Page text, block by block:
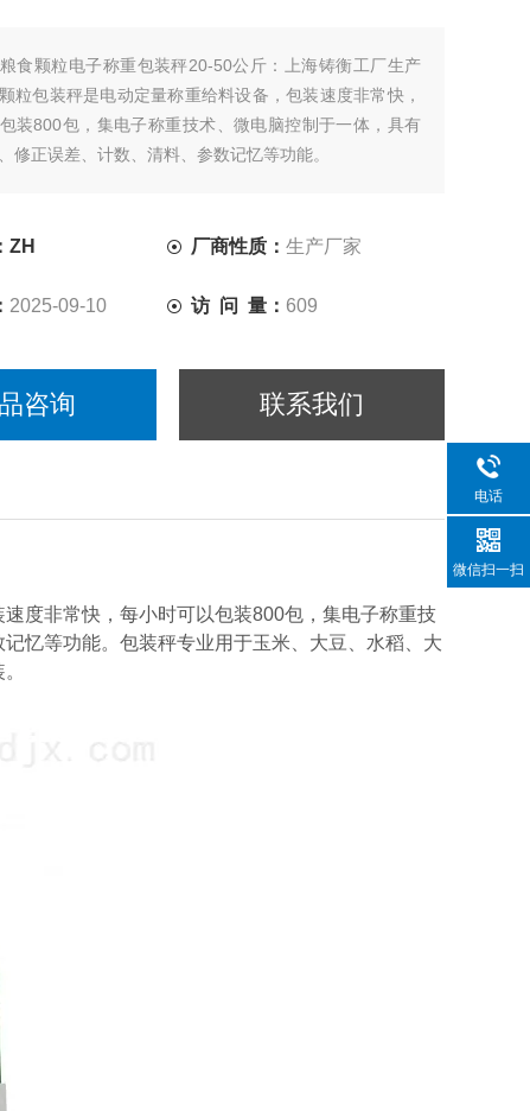
粮食颗粒电子称重包装秤20-50公斤：上海铸衡工厂生产
粒包装秤是电动定量称重给料设备，包装速度非常快，
装800包，集电子称重技术、微电脑控制于一体，具有
修正误差、计数、清料、参数记忆等功能。
ZH 厂商性质：生产厂家
2025-09-10 访 问 量： 609
咨询 联系我们
度非常快，每小时可以包装800包，集电子称重技
忆等功能。包装秤专业用于玉米、大豆、水稻、大
电话
微信扫一扫